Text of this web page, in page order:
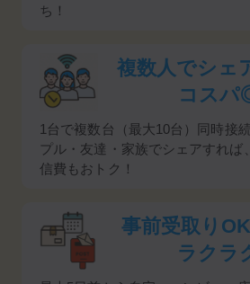
ち！
複数人でシェ
コス
1台で複数台（最大10台）同時接
プル・友達・家族でシェアすれば
信費もおトク！
事前受取りOK
ラクラ